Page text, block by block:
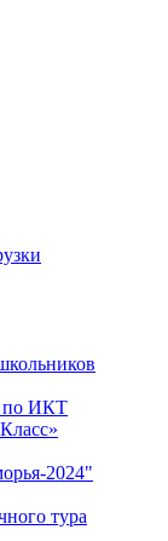
по ИКТ
2024"
тура